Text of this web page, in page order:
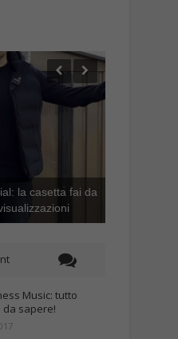
la casetta fai da
Music: tutto
da sapere!